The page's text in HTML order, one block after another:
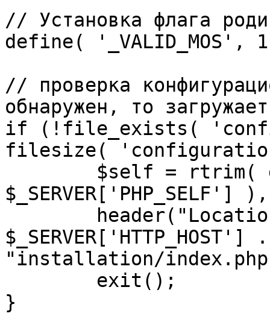
// Установка флага
define( '_VALID_MOS',
// проверка
обнаружен, то
if (!file_exists(
filesize(
"installation/
}